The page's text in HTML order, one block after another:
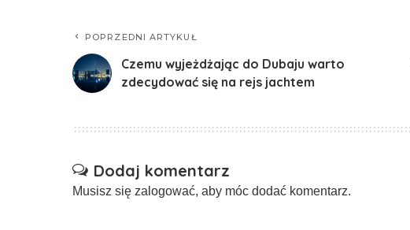
POPRZEDNI ARTYKUŁ
Czemu wyjeżdżając do Dubaju warto
zdecydować się na rejs jachtem
Dodaj komentarz
Musisz się zalogować, aby móc dodać komentarz.